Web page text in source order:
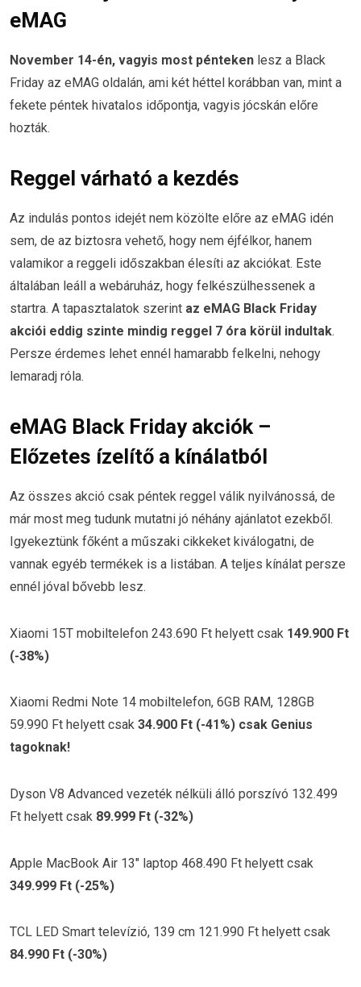
eMAG
November 14-én, vagyis most pénteken lesz a Black
Friday az eMAG oldalán, ami két héttel korábban van, mint a
fekete péntek hivatalos időpontja, vagyis jócskán előre
hozták.
Reggel várható a kezdés
Az indulás pontos idejét nem közölte előre az eMAG idén
sem, de az biztosra vehető, hogy nem éjfélkor, hanem
valamikor a reggeli időszakban élesíti az akciókat. Este
általában leáll a webáruház, hogy felkészülhessenek a
startra. A tapasztalatok szerint az eMAG Black Friday
akciói eddig szinte mindig reggel 7 óra körül indultak.
Persze érdemes lehet ennél hamarabb felkelni, nehogy
lemaradj róla.
eMAG Black Friday akciók –
Előzetes ízelítő a kínálatból
Az összes akció csak péntek reggel válik nyilvánossá, de
már most meg tudunk mutatni jó néhány ajánlatot ezekből.
Igyekeztünk főként a műszaki cikkeket kiválogatni, de
vannak egyéb termékek is a listában. A teljes kínálat persze
ennél jóval bővebb lesz.
Xiaomi 15T mobiltelefon 243.690 Ft helyett csak 149.900 Ft
(-38%)
Xiaomi Redmi Note 14 mobiltelefon, 6GB RAM, 128GB
59.990 Ft helyett csak 34.900 Ft (-41%) csak Genius
tagoknak!
Dyson V8 Advanced vezeték nélküli álló porszívó 132.499
Ft helyett csak 89.999 Ft (-32%)
Apple MacBook Air 13″ laptop 468.490 Ft helyett csak
349.999 Ft (-25%)
TCL LED Smart televízió, 139 cm 121.990 Ft helyett csak
84.990 Ft (-30%)